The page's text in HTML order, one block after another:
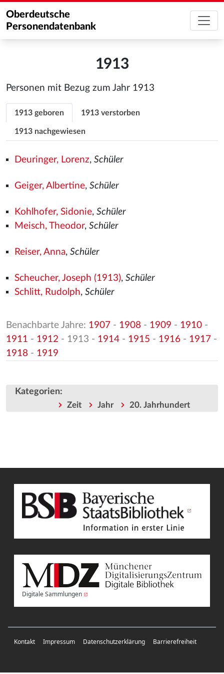
Oberdeutsche
Personendatenbank
1913
Personen mit Bezug zum Jahr 1913
1913 geboren 1913 verstorben
1913 nachgewiesen
Deuringer, Lorenz, Schüler
Geiger, Albertine, Schüler
Kohlhofer, Sidonie, Schüler
Meisch, Theodor, Schüler
Reiser, Anna, Schüler
Scheucher, Joseph (1913), Schüler
Schlitt, Rudolph, Schüler
Benachbarte Jahre: 1907 - 1908 - 1909 - 1910 -
1911 - 1912 - 1913 - 1914 - 1915 - 1916 - 1917 -
1918 - 1919
Kategorien:
Zeit Jahr 20. Jahrhundert
Digitale Sammlungen
Kontakt Impressum Datenschutzerklärung Barrierefreiheit